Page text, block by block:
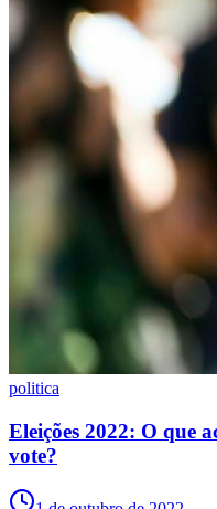
politica
Eleições 2022: O que
vote?